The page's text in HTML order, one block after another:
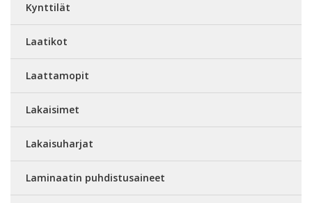
Kynttilät
Laatikot
Laattamopit
Lakaisimet
Lakaisuharjat
Laminaatin puhdistusaineet